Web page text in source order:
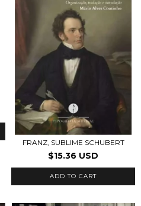
FRANZ, SUBLIME SCHUBERT
$15.36 USD